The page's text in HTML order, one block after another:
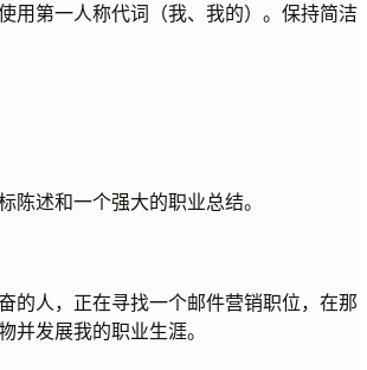
用第一人称代词（我、我的）。保持简洁
陈述和一个强大的职业总结。
的人，正在寻找一个邮件营销职位，在那
并发展我的职业生涯。